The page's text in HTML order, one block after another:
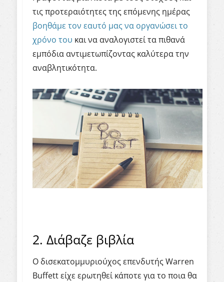
τις προτεραιότητες της επόμενης ημέρας
βοηθάμε τον εαυτό μας να οργανώσει το
χρόνο του και να αναλογιστεί τα πιθανά
εμπόδια αντιμετωπίζοντας καλύτερα την
αναβλητικότητα.
2. Διάβαζε βιβλία
Ο δισεκατομμυριούχος επενδυτής Warren
Buffett είχε ερωτηθεί κάποτε για το ποια θα